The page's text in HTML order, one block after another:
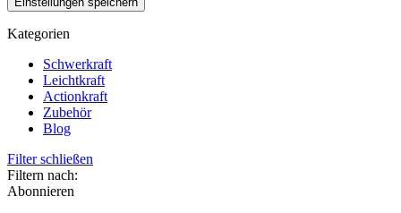
Kategorien
Schwerkraft
Leichtkraft
Actionkraft
Zubehör
Blog
Filter schließen
Filtern nach:
Abonnieren